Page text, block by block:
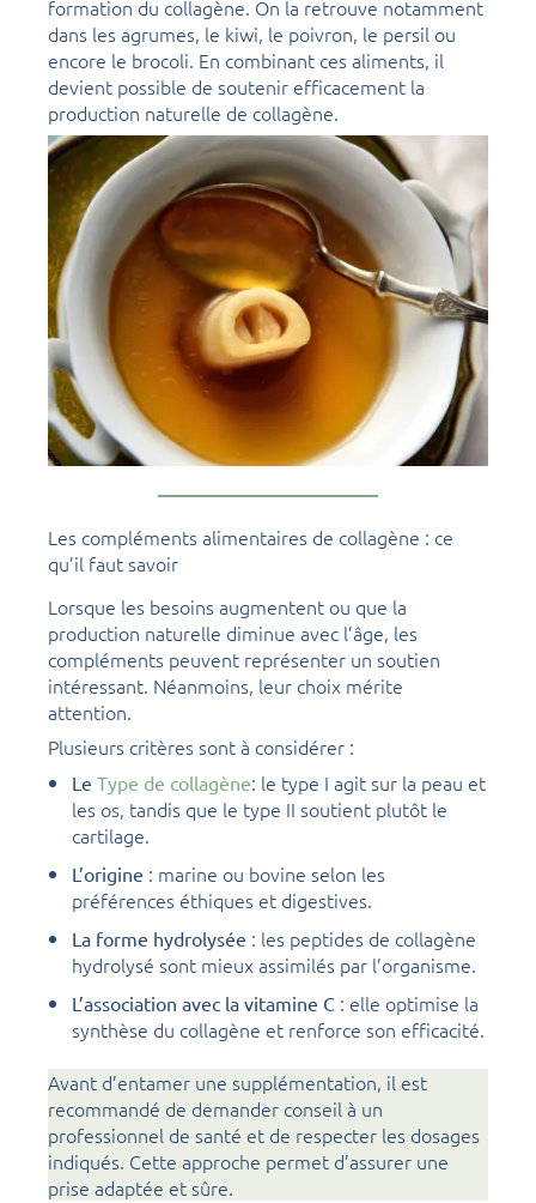
formation du collagène. On la retrouve notamment
dans les agrumes, le kiwi, le poivron, le persil ou
encore le brocoli. En combinant ces aliments, il
devient possible de soutenir efficacement la
production naturelle de collagène.
Les compléments alimentaires de collagène : ce
qu’il faut savoir
Lorsque les besoins augmentent ou que la
production naturelle diminue avec l’âge, les
compléments peuvent représenter un soutien
intéressant. Néanmoins, leur choix mérite
attention.
Plusieurs critères sont à considérer :
Le Type de collagène: le type I agit sur la peau et
les os, tandis que le type II soutient plutôt le
cartilage.
L’origine : marine ou bovine selon les
préférences éthiques et digestives.
La forme hydrolysée : les peptides de collagène
hydrolysé sont mieux assimilés par l’organisme.
L’association avec la vitamine C : elle optimise la
synthèse du collagène et renforce son efficacité.
Avant d’entamer une supplémentation, il est
recommandé de demander conseil à un
professionnel de santé et de respecter les dosages
indiqués. Cette approche permet d’assurer une
prise adaptée et sûre.